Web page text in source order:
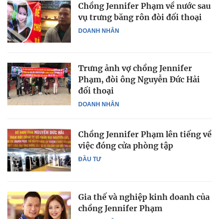
DOANH NHÂN
Chồng Jennifer Phạm về nước sau
vụ trưng băng rôn đòi đối thoại
DOANH NHÂN
Trưng ảnh vợ chồng Jennifer
Phạm, đòi ông Nguyễn Đức Hải
đối thoại
ĐẦU TƯ
Chồng Jennifer Phạm lên tiếng về
việc đóng cửa phòng tập
Gia thế và nghiệp kinh doanh của
chồng Jennifer Phạm